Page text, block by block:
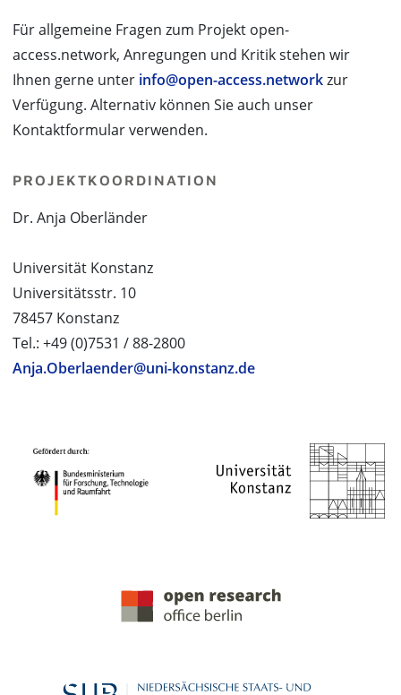
Für allgemeine Fragen zum Projekt open-
access.network, Anregungen und Kritik stehen wir
Ihnen gerne unter info@open-access.networkzur
Verfügung. Alternativ können Sie auch unser
Kontaktformular verwenden.
PROJEKTKOORDINATION
Dr. Anja Oberländer
Universität Konstanz
Universitätsstr. 10
78457 Konstanz
Tel.: +49 (0)7531 / 88-2800
Anja.Oberlaender@uni-konstanz.de